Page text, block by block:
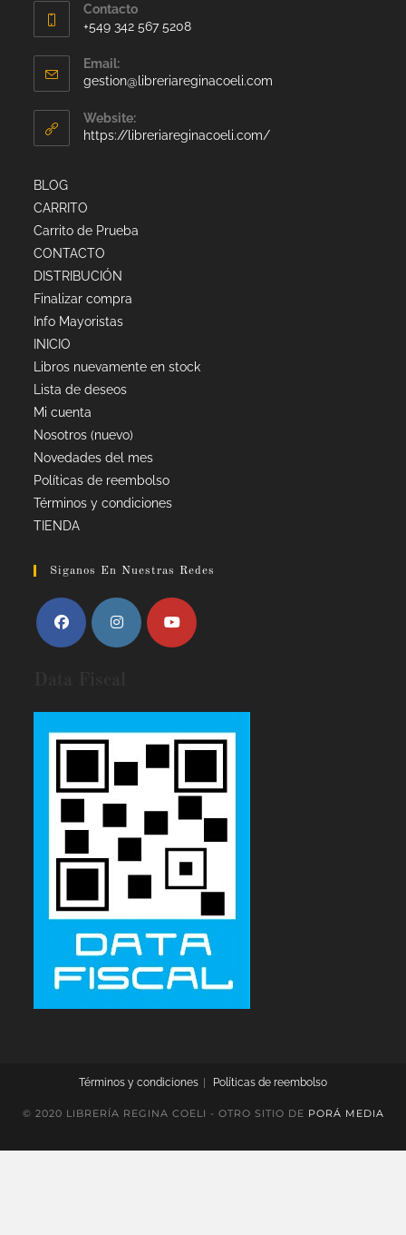
Contacto
+549 342 567 5208
Email:
gestion@libreriareginacoeli.com
Website:
https://libreriareginacoeli.com/
BLOG
CARRITO
Carrito de Prueba
CONTACTO
DISTRIBUCIÓN
Finalizar compra
Info Mayoristas
INICIO
Libros nuevamente en stock
Lista de deseos
Mi cuenta
Nosotros (nuevo)
Novedades del mes
Políticas de reembolso
Términos y condiciones
TIENDA
Siganos En Nuestras Redes
Términos y condiciones Políticas de reembolso
© 2020 LIBRERÍA REGINA COELI - OTRO SITIO DE PORÁ MEDIA